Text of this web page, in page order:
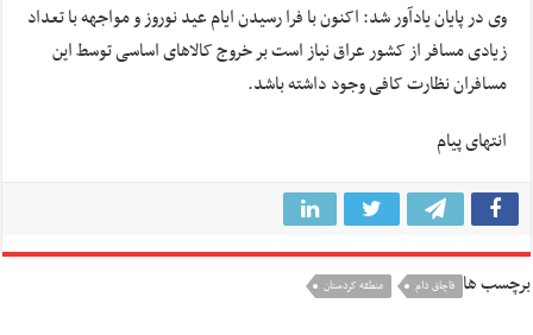
وی در پایان یادآور شد: اکنون با فرا رسیدن ایام عید نوروز و مواجهه با تعداد
زیادی مسافر از کشور عراق نیاز است بر خروج کالاهای اساسی توسط این
مسافران نظارت کافی وجود داشته باشد.
انتهای پیام
برچسب ها قاچاق دام منطقه کردستان